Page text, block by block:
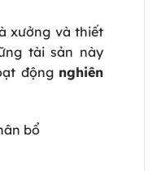
xưởng và thiết
tài sản này
động nghiên
bổ